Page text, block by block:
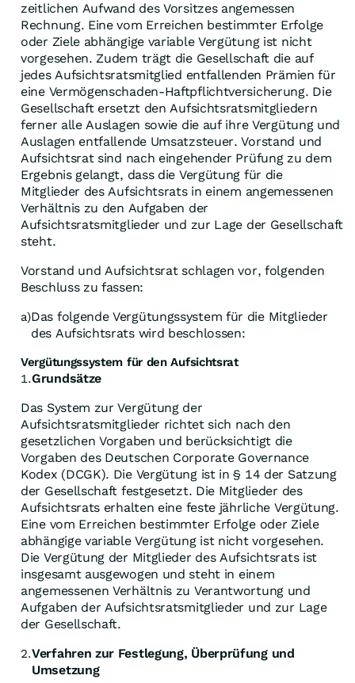
zeitlichen Aufwand des Vorsitzes angemessen
Rechnung. Eine vom Erreichen bestimmter Erfolge
oder Ziele abhängige variable Vergütung ist nicht
vorgesehen. Zudem trägt die Gesellschaft die auf
jedes Aufsichtsratsmitglied entfallenden Prämien für
eine Vermögenschaden-Haftpflichtversicherung. Die
Gesellschaft ersetzt den Aufsichtsratsmitgliedern
ferner alle Auslagen sowie die auf ihre Vergütung und
Auslagen entfallende Umsatzsteuer. Vorstand und
Aufsichtsrat sind nach eingehender Prüfung zu dem
Ergebnis gelangt, dass die Vergütung für die
Mitglieder des Aufsichtsrats in einem angemessenen
Verhältnis zu den Aufgaben der
Aufsichtsratsmitglieder und zur Lage der Gesellschaft
steht.
Vorstand und Aufsichtsrat schlagen vor, folgenden
Beschluss zu fassen:
a)Das folgende Vergütungssystem für die Mitglieder
des Aufsichtsrats wird beschlossen:
Vergütungssystem für den Aufsichtsrat
1.Grundsätze
Das System zur Vergütung der
Aufsichtsratsmitglieder richtet sich nach den
gesetzlichen Vorgaben und berücksichtigt die
Vorgaben des Deutschen Corporate Governance
Kodex (DCGK). Die Vergütung ist in § 14 der Satzung
der Gesellschaft festgesetzt. Die Mitglieder des
Aufsichtsrats erhalten eine feste jährliche Vergütung.
Eine vom Erreichen bestimmter Erfolge oder Ziele
abhängige variable Vergütung ist nicht vorgesehen.
Die Vergütung der Mitglieder des Aufsichtsrats ist
insgesamt ausgewogen und steht in einem
angemessenen Verhältnis zu Verantwortung und
Aufgaben der Aufsichtsratsmitglieder und zur Lage
der Gesellschaft.
2.Verfahren zur Festlegung, Überprüfung und
Umsetzung